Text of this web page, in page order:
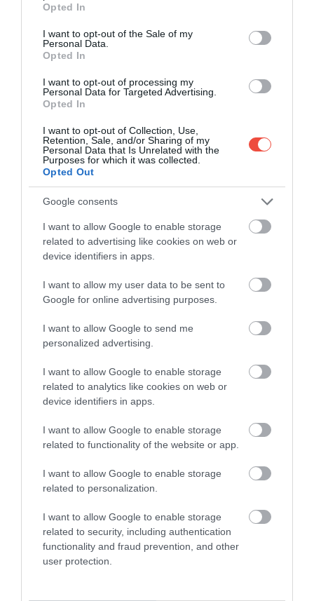
use your data for below specified purposes in below Google
consent section.
Opted In
I want to opt-out of the Sale of my
Personal Data.
Opted In
I want to opt-out of processing my
Personal Data for Targeted Advertising.
Opted In
I want to opt-out of Collection, Use,
Retention, Sale, and/or Sharing of my
Personal Data that Is Unrelated with the
Purposes for which it was collected.
Opted Out
Google consents
I want to allow Google to enable storage
related to advertising like cookies on web or
device identifiers in apps.
I want to allow my user data to be sent to
Google for online advertising purposes.
I want to allow Google to send me
personalized advertising.
I want to allow Google to enable storage
related to analytics like cookies on web or
device identifiers in apps.
I want to allow Google to enable storage
related to functionality of the website or app.
I want to allow Google to enable storage
related to personalization.
I want to allow Google to enable storage
related to security, including authentication
functionality and fraud prevention, and other
user protection.
Pentru vehiculele cu masa de până la 3,5 tone,
aceasta ar urma să crească cu 30%, de la 35,79 euro
la 46,50 euro, dacă este achitată în termen de 14 zile
estimărilor, noile prețuri ar aduce venituri
suplimentare de peste 20 de milioane de euro în
2026 și de peste 48 de milioane de euro anual în anii
următori. Potrivit autorităților,
folosiți în principal pentru investiții rutiere
reparații capitale și de reabilitare a drumurilor de
clasa a III-a, care leagă comunitățile mici și izolate de
centrele regionale. Sunt prevăzute, de asemenea,
înlocuirea sistemelor de protecție rutieră
deteriorate, aplicarea unor marcaje rutiere orizontale
instalarea unor sisteme autonome de iluminat în
zonele cu risc ridicat. O parte din venituri ar urma să
finanțeze modernizarea sistemului național de
taxare rutieră.Executivul vrea să actualizeze
modulele software, să extindă rețeaua de camere
pe an rata neplății taxelor rutiere.
Ministerul invocă degradarea rețelei rutiere
drept unul dintre motivele principale ale
scumpirii.